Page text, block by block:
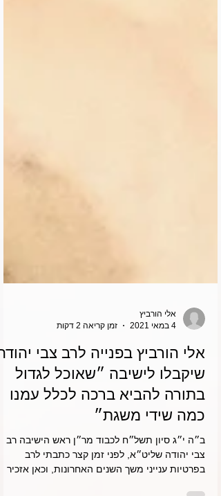
אלי הורביץ
זמן קריאה 2 דקות
אלי הורביץ בפנייה לרב צבי
שיקבלו לישיבה ״שאוכל לגדול
בתורה להביא ברכה לכלל עמנו
כמה שידי משגת״
ב״ה י״ג סיון תשל״ח לכבוד מר״ן ראש הישיבה רב